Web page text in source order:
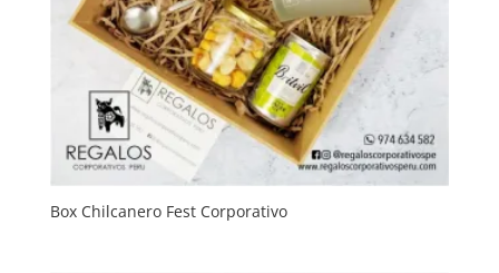
Box Chilcanero Fest Corporativo